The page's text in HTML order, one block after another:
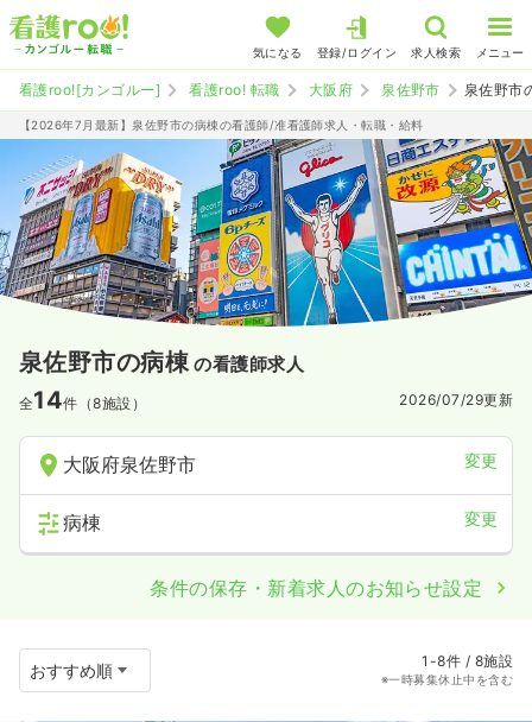
気になる 登録/ログイン 求人検索 メニュー
看護roo![カンゴルー] 看護roo! 転職 大阪府 泉佐野市 泉佐野市
【2026年7月最新】泉佐野市の病棟の看護師/准看護師求人・転職・給料
泉佐野市の病棟 の看護師求人
全14件（8施設） 2026/07/29更新
大阪府泉佐野市 変更
病棟 変更
条件の保存・新着求人のお知らせ設定
1-8件 / 8施設
※一時募集休止中を含む